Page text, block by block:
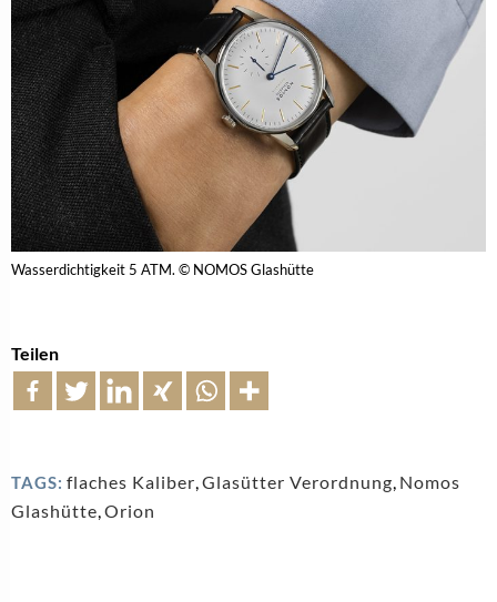
Wasserdichtigkeit 5 ATM. © NOMOS Glashütte
Teilen
TAGS: flaches Kaliber,Glasütter Verordnung, Nomos
Glashütte,Orion